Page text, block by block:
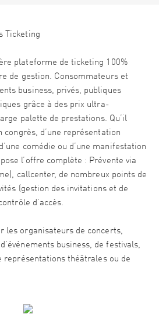
Ticketing
plateforme de ticketing 100%
de gestion. Consommateurs et
business, privés, publiques
grâce à des prix ultra-
palette de prestations. Qu’il
congrès, d’une représentation
comédie ou d’une manifestation
l’offre complète : Prévente via
callcenter, de nombreux points de
(gestion des invitations et de
d’accès.
les organisateurs de concerts,
business, de festivals,
représentations théâtrales ou de